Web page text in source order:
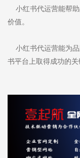
小红书代运营能帮助
价值。
小红书代运营能为品
书平台上取得成功的关